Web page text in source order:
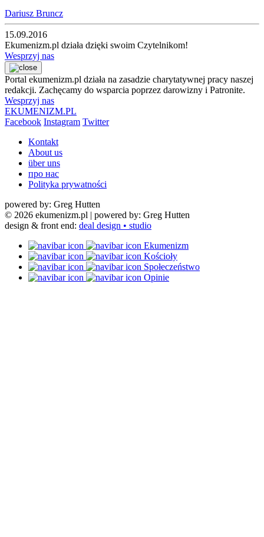
Dariusz Bruncz
15.09.2016
Ekumenizm.pl działa dzięki swoim Czytelnikom!
Wesprzyj nas
Portal ekumenizm.pl działa na zasadzie charytatywnej pracy naszej
redakcji. Zachęcamy do wsparcia poprzez darowizny i Patronite.
Wesprzyj nas
EKUMENIZM.PL
Facebook Instagram Twitter
Kontakt
About us
über uns
про нас
Polityka prywatności
powered by: Greg Hutten
© 2026 ekumenizm.pl | powered by: Greg Hutten
design & front end: deal design • studio
Ekumenizm
Kościoły
Społeczeństwo
Opinie